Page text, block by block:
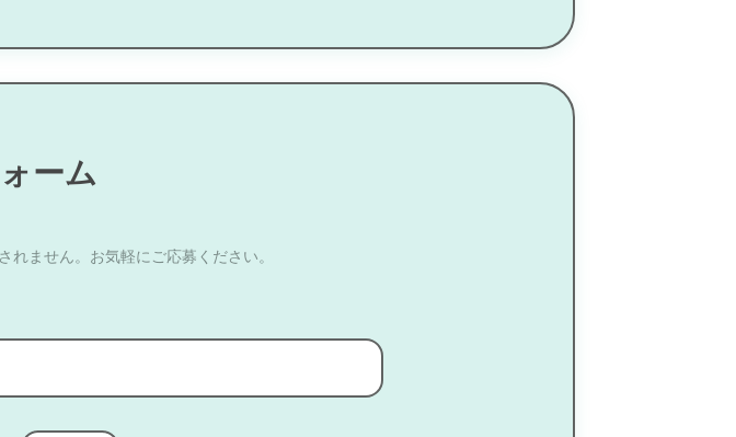
ーム
れません。お気軽にご応募ください。